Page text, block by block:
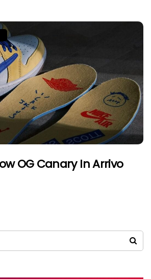
OG Canary In Arrivo